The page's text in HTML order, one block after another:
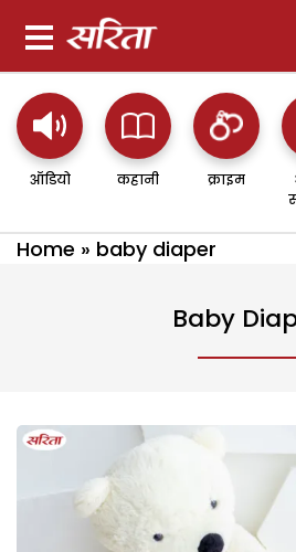
ऑडियो कहानी क्राइम
Home » baby diaper
Baby